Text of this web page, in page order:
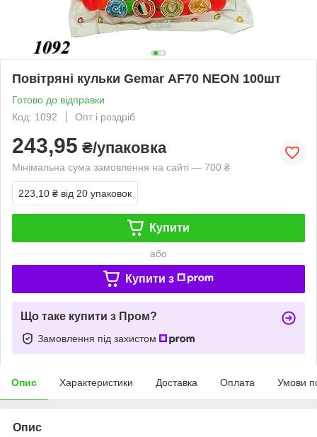
Повітряні кульки Gemar АF70 NEON 100шт
Готово до відправки
Код: 1092
Опт і роздріб
243,95 ₴/упаковка
Мінімальна сума замовлення на сайті — 700 ₴
223,10 ₴ від 20 упаковок
Купити
або
Купити з
Що таке купити з Пром?
Замовлення під захистом
Опис Характеристики Доставка Оплата Умови
Опис